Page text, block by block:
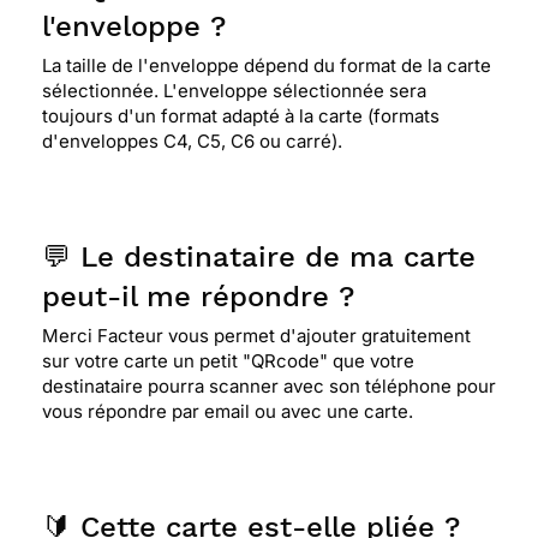
danse
⭐⭐⭐⭐
Le 12/01/2015 : Petite danceuse blonde
trop mignonne correspond bien a ce que je
chercher
petite fille.
⭐⭐⭐⭐⭐ Le 20/06/2014 : Très jolie carte pour une
choupette d'un an dont les couleurs comme le
rose l'attire énormément.
beaucoup de choix
l'enveloppe ?
La taille de l'enveloppe dépend du format de la carte
sélectionnée. L'enveloppe sélectionnée sera
toujours d'un format adapté à la carte (formats
d'enveloppes C4, C5, C6 ou carré).
💬 Le destinataire de ma carte
peut-il me répondre ?
Merci Facteur vous permet d'ajouter gratuitement
sur votre carte un petit "QRcode" que votre
destinataire pourra scanner avec son téléphone pour
vous répondre par email ou avec une carte.
🔰 Cette carte est-elle pliée ?